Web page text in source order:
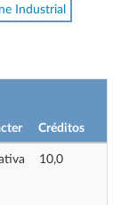
Industrial
Créditos
10,0